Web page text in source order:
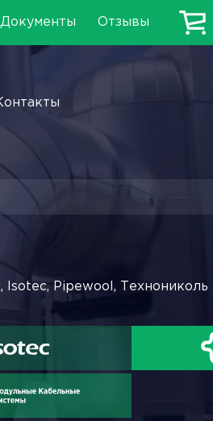
Документы Отзывы
Pipewool, Технониколь